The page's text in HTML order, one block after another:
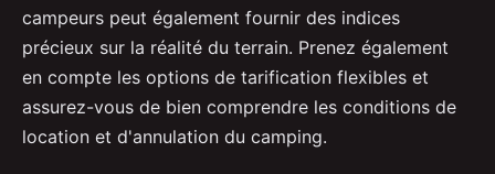
campeurs peut également fournir des indices
précieux sur la réalité du terrain. Prenez également
en compte les options de tarification flexibles et
assurez-vous de bien comprendre les conditions de
location et d'annulation du camping.